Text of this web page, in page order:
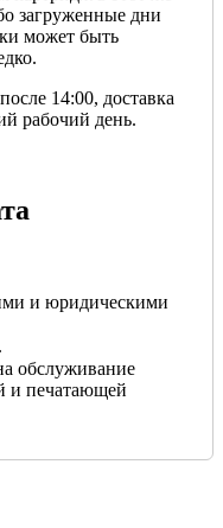
загруженные дни
может быть
14:00, доставка
рабочий день.
и юридическими
обслуживание
и печатающей